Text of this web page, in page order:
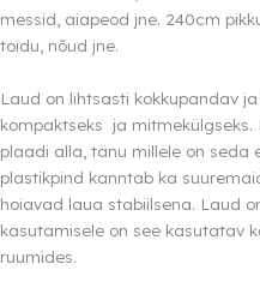
messid, aiapeod jne. 240cm
toidu, nõud jne.
Laud on lihtsasti kokkupandav
kompaktseks ja
plaadi alla, tänu millele on seda
plastikpind kanntab ka
hoiavad laua stabiilsena. Laud
kasutamisele on see kasutatav
ruumides.